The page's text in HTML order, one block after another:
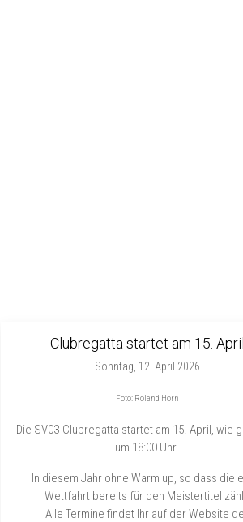
Clubregatta startet am 15. April
Sonntag, 12. April 2026
Foto: Roland Horn
Die SV03-Clubregatta startet am 15. April, wie
um 18:00 Uhr.
In diesem Jahr ohne Warm up, so dass die
Wettfahrt bereits für den Meistertitel
Alle Termine findet Ihr auf der Website